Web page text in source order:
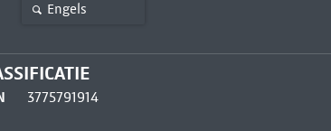
Engels
3775791914